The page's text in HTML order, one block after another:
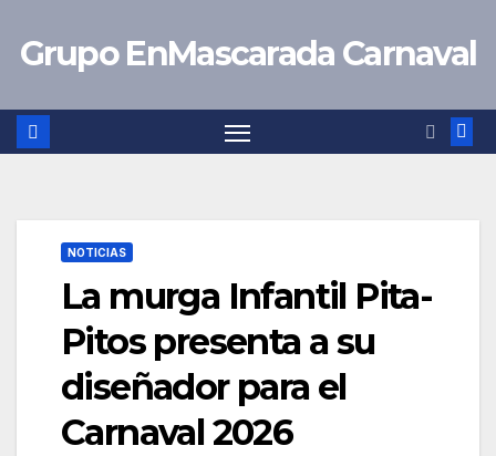
Grupo EnMascarada Carnaval
NOTICIAS
La murga Infantil Pita-
Pitos presenta a su
diseñador para el
Carnaval 2026